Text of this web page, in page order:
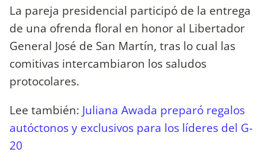
La pareja presidencial participó de la entrega
de una ofrenda floral en honor al Libertador
General José de San Martín, tras lo cual las
comitivas intercambiaron los saludos
protocolares.
Lee también: Juliana Awada preparó regalos
autóctonos y exclusivos para los líderes del G-
20